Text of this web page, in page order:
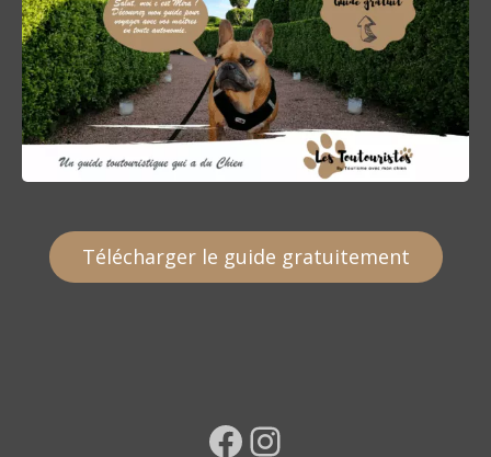
Télécharger le guide gratuitement
Facebook Instagram